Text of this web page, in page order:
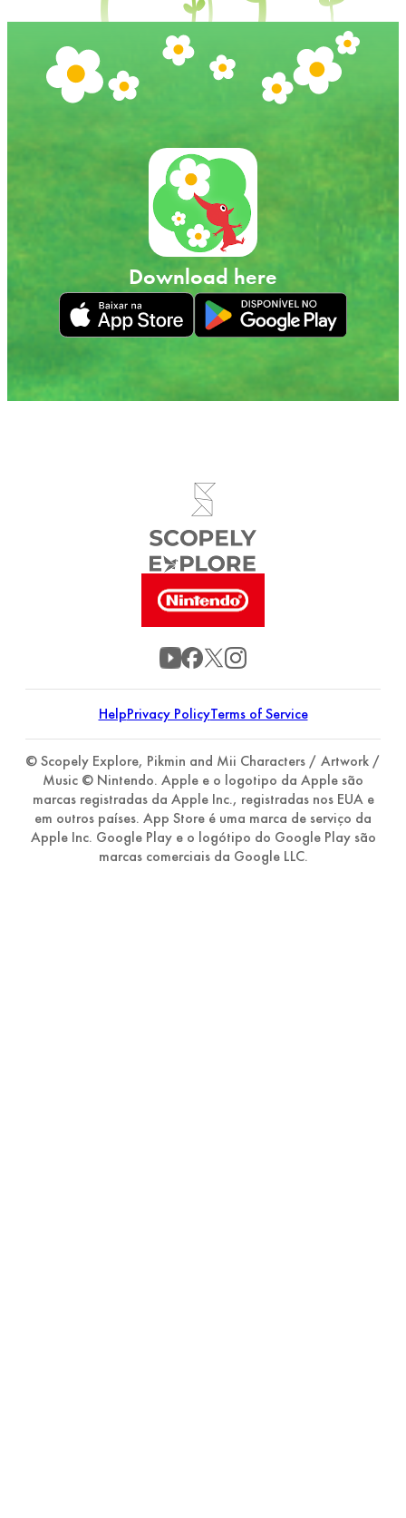
Download here
HelpPrivacy PolicyTerms of Service
© Scopely Explore, Pikmin and Mii Characters / Artwork /
Music © Nintendo. Apple e o logotipo da Apple são
marcas registradas da Apple Inc., registradas nos EUA e
em outros países. App Store é uma marca de serviço da
Apple Inc. Google Play e o logótipo do Google Play são
marcas comerciais da Google LLC.